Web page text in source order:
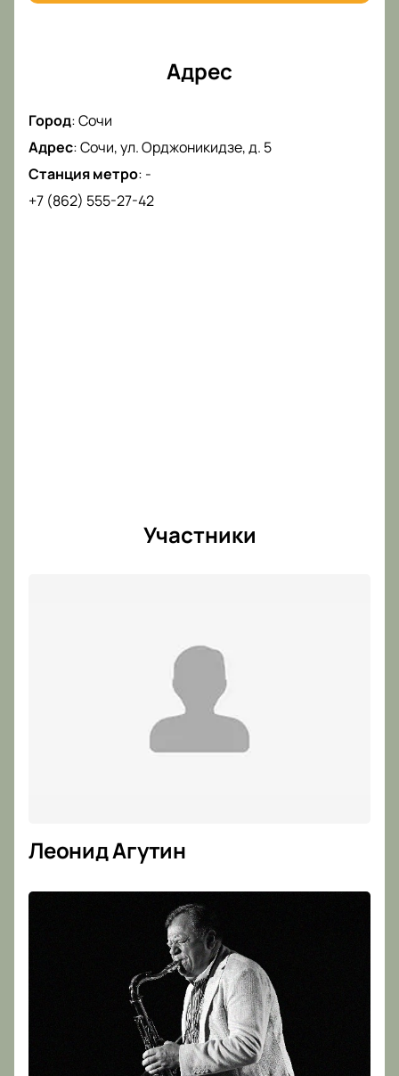
Адрес
Город:Сочи
Адрес:Сочи, ул. Орджоникидзе, д. 5
Станция метро: -
+7 (862) 555-27-42
Участники
Леонид Агутин